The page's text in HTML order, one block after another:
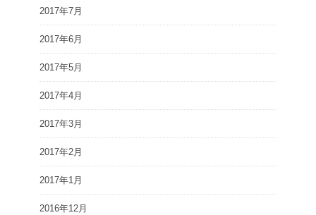
2017年7月
2017年6月
2017年5月
2017年4月
2017年3月
2017年2月
2017年1月
2016年12月